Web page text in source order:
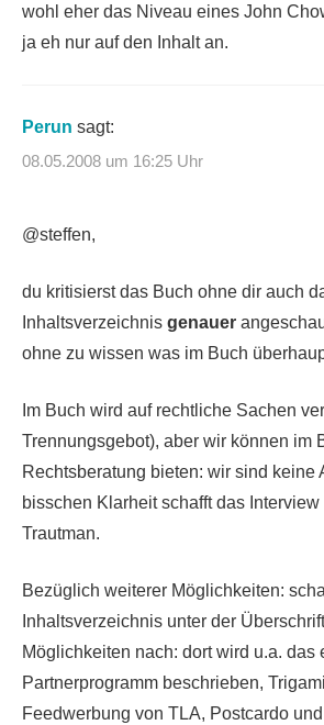
wohl eher das Niveau eines John
ja eh nur auf den Inhalt an.
Perun sagt:
08.05.2008 um 16:25 Uhr
@steffen,
du kritisierst das Buch ohne dir auch
Inhaltsverzeichnis genauer
ohne zu wissen was im Buch
Im Buch wird auf rechtliche Sachen
Trennungsgebot), aber wir können im
Rechtsberatung bieten: wir sind keine
bisschen Klarheit schafft das Interview
Trautman.
Bezüglich weiterer Möglichkeiten:
Inhaltsverzeichnis unter der
Möglichkeiten nach: dort wird u.a. das
Partnerprogramm beschrieben,
Feedwerbung von TLA, Postcardo